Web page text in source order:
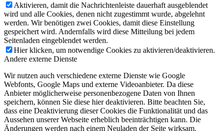
Aktivieren, damit die Nachrichtenleiste dauerhaft ausgeblendet
wird und alle Cookies, denen nicht zugestimmt wurde, abgelehnt
werden. Wir benötigen zwei Cookies, damit diese Einstellung
gespeichert wird. Andernfalls wird diese Mitteilung bei jedem
Seitenladen eingeblendet werden.
Hier klicken, um notwendige Cookies zu aktivieren/deaktivieren.
Andere externe Dienste
Wir nutzen auch verschiedene externe Dienste wie Google
Webfonts, Google Maps und externe Videoanbieter. Da diese
Anbieter möglicherweise personenbezogene Daten von Ihnen
speichern, können Sie diese hier deaktivieren. Bitte beachten Sie,
dass eine Deaktivierung dieser Cookies die Funktionalität und das
Aussehen unserer Webseite erheblich beeinträchtigen kann. Die
Änderungen werden nach einem Neuladen der Seite wirksam.